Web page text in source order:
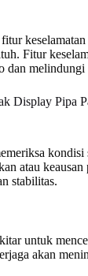
keselamatan
Fitur
dan melindungi
Display Pipa
kondisi
atau keausan
stabilitas.
untuk
akan